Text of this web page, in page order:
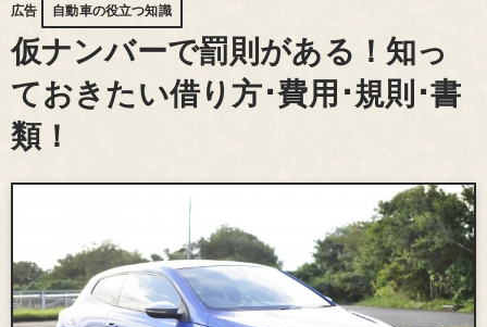
広告 自動車の役立つ知識
仮ナンバーで罰則がある！知っ
ておきたい借り方･費用･規則･書
類！